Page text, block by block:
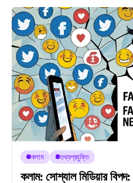
কলাম তথ্যপ্রযুক্তি
কলাম: সোশ্যাল মিডিয়ার